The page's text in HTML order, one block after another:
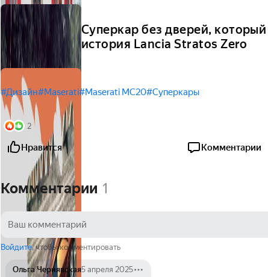
Суперкар без дверей,
история Lancia Stratos Zero
#Дизайн#Maserati#Maserati MC20#Суперкары
2
Нравится Комментарии
Комментарии 1
Войдите, чтобы комментировать
Ольга Чернявская5 апреля 2025